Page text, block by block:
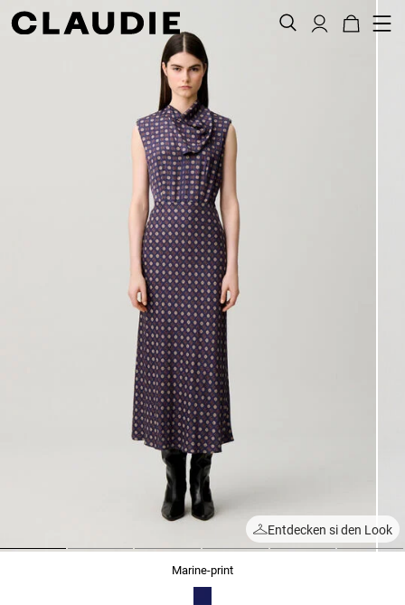
Entdecken si den Look
marine-print